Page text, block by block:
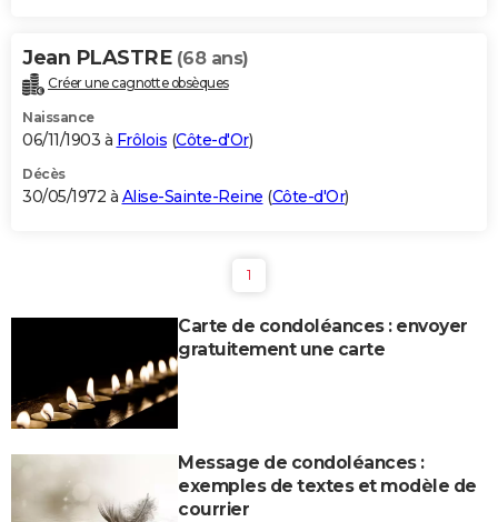
Jean PLASTRE (68 ans)
Créer une cagnotte obsèques
Naissance
06/11/1903 à Frôlois (Côte-d'Or)
Décès
30/05/1972 à Alise-Sainte-Reine (Côte-d'Or)
1
Carte de condoléances : envoyer
gratuitement une carte
Message de condoléances :
exemples de textes et modèle de
courrier